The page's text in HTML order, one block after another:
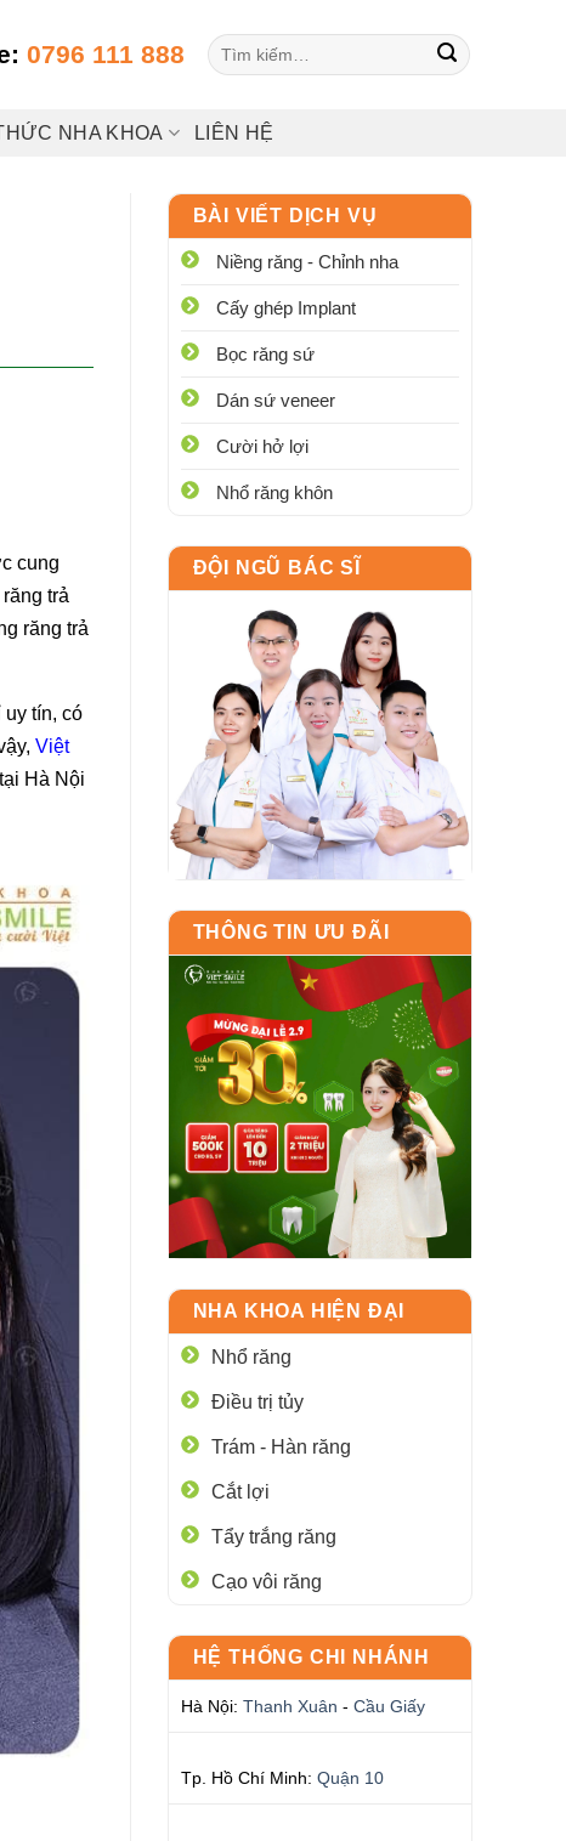
0796 111 888
Tìm
kiếm:
NHA KHOA LIÊN HỆ
cung
trả
răng trả
uy tín, có
Việt
Hà Nội
BÀI VIẾT DỊCH VỤ
Niềng răng - Chỉnh nha
Cấy ghép Implant
Bọc răng sứ
Dán sứ veneer
Cười hở lợi
Nhổ răng khôn
ĐỘI NGŨ BÁC SĨ
THÔNG TIN ƯU ĐÃI
NHA KHOA HIỆN ĐẠI
Nhổ răng
Điều trị tủy
Trám - Hàn răng
Cắt lợi
Tẩy trắng răng
Cạo vôi răng
HỆ THỐNG CHI NHÁNH
Hà Nội: Thanh Xuân - Cầu Giấy
Tp. Hồ Chí Minh: Quận 10